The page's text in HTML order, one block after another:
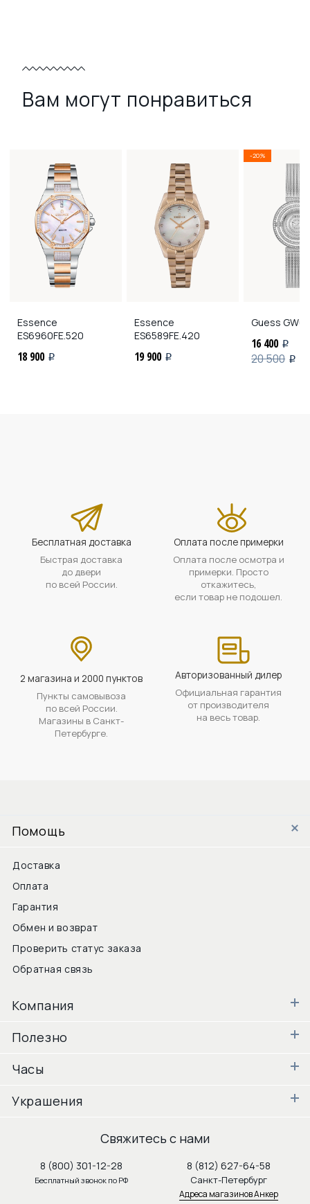
Вам могут понравиться
Essence
ES6960FE.520
18 900 i
Essence
ES6589FE.420
19 900 i
-20%
Guess
16 400 i
20 500 i
Бесплатная доставка
Быстрая доставка
до двери
по всей России.
Оплата после примерки
Оплата после осмотра и
примерки. Просто
откажитесь,
если товар не подошел.
2 магазина и 2000 пунктов
Пункты самовывоза
по всей России.
Магазины в Санкт-
Петербурге.
Авторизованный дилер
Официальная гарантия
от производителя
на весь товар.
Помощь
Доставка
Оплата
Гарантия
Обмен и возврат
Проверить статус заказа
Обратная связь
Компания
Полезно
Часы
Украшения
Свяжитесь с нами
8 (800) 301-12-28
Бесплатный звонок по РФ
8 (812) 627-64-58
Санкт-Петербург
Адреса магазинов Анкер